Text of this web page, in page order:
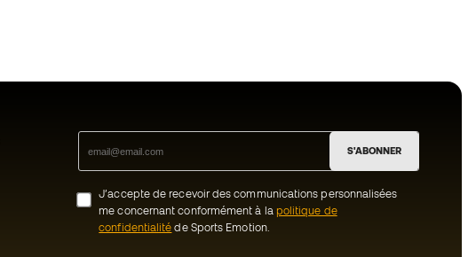
S'ABONNER
J’accepte de recevoir des communications personnalisées
me concernant conformément à la politique de
confidentialité de Sports Emotion.